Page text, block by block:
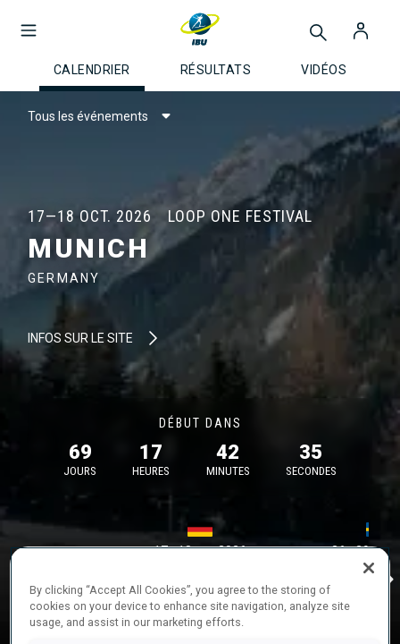
CALENDRIER RÉSULTATS VIDÉOS
Tous les événements
17—18 OCT. 2026 LOOP ONE FESTIVAL
MUNICH
GERMANY
INFOS SUR LE SITE
DÉBUT DANS
69
JOURS
17
HEURES
42
MINUTES
35
SECONDES
17—18 oct. 2026
26—29 nov.
IDREIdre
By clicking “Accept All Cookies”, you agree to the storing of
cookies on your device to enhance site navigation, analyze site
usage, and assist in our marketing efforts.